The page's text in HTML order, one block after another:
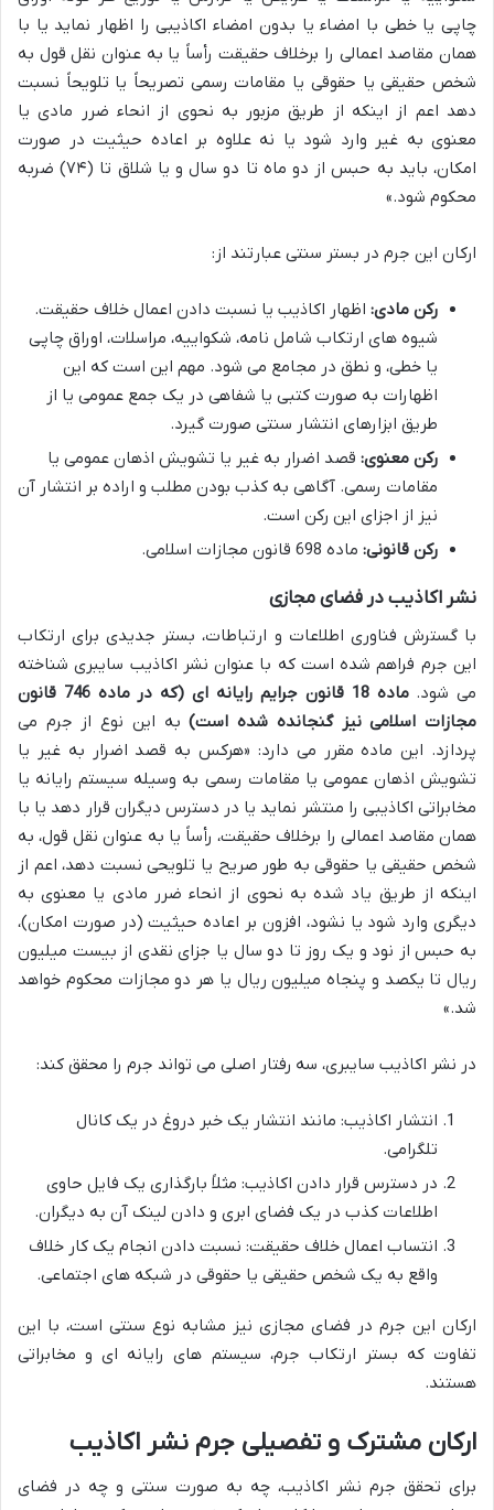
چاپی یا خطی با امضاء یا بدون امضاء اکاذیبی را اظهار نماید یا با
همان مقاصد اعمالی را برخلاف حقیقت رأساً یا به عنوان نقل قول به
شخص حقیقی یا حقوقی یا مقامات رسمی تصریحاً یا تلویحاً نسبت
دهد اعم از اینکه از طریق مزبور به نحوی از انحاء ضرر مادی یا
معنوی به غیر وارد شود یا نه علاوه بر اعاده حیثیت در صورت
امکان، باید به حبس از دو ماه تا دو سال و یا شلاق تا (۷۴) ضربه
محکوم شود.»
ارکان این جرم در بستر سنتی عبارتند از:
رکن مادی: اظهار اکاذیب یا نسبت دادن اعمال خلاف حقیقت.
شیوه های ارتکاب شامل نامه، شکواییه، مراسلات، اوراق چاپی
یا خطی، و نطق در مجامع می شود. مهم این است که این
اظهارات به صورت کتبی یا شفاهی در یک جمع عمومی یا از
طریق ابزارهای انتشار سنتی صورت گیرد.
رکن معنوی: قصد اضرار به غیر یا تشویش اذهان عمومی یا
مقامات رسمی. آگاهی به کذب بودن مطلب و اراده بر انتشار آن
نیز از اجزای این رکن است.
رکن قانونی: ماده 698 قانون مجازات اسلامی.
نشر اکاذیب در فضای مجازی
با گسترش فناوری اطلاعات و ارتباطات، بستر جدیدی برای ارتکاب
این جرم فراهم شده است که با عنوان نشر اکاذیب سایبری شناخته
می شود.
ماده 18 قانون جرایم رایانه ای (که در ماده 746 قانون
مجازات اسلامی نیز گنجانده شده است)به این نوع از جرم می
پردازد. این ماده مقرر می دارد: «هرکس به قصد اضرار به غیر یا
تشویش اذهان عمومی یا مقامات رسمی به وسیله سیستم رایانه یا
مخابراتی اکاذیبی را منتشر نماید یا در دسترس دیگران قرار دهد یا با
همان مقاصد اعمالی را برخلاف حقیقت، رأساً یا به عنوان نقل قول، به
شخص حقیقی یا حقوقی به طور صریح یا تلویحی نسبت دهد، اعم از
اینکه از طریق یاد شده به نحوی از انحاء ضرر مادی یا معنوی به
دیگری وارد شود یا نشود، افزون بر اعاده حیثیت (در صورت امکان)،
به حبس از نود و یک روز تا دو سال یا جزای نقدی از بیست میلیون
ریال تا یکصد و پنجاه میلیون ریال یا هر دو مجازات محکوم خواهد
شد.»
در نشر اکاذیب سایبری، سه رفتار اصلی می تواند جرم را محقق کند:
انتشار اکاذیب: مانند انتشار یک خبر دروغ در یک کانال
تلگرامی.
در دسترس قرار دادن اکاذیب: مثلاً بارگذاری یک فایل حاوی
اطلاعات کذب در یک فضای ابری و دادن لینک آن به دیگران.
انتساب اعمال خلاف حقیقت: نسبت دادن انجام یک کار خلاف
واقع به یک شخص حقیقی یا حقوقی در شبکه های اجتماعی.
ارکان این جرم در فضای مجازی نیز مشابه نوع سنتی است، با این
تفاوت که بستر ارتکاب جرم، سیستم های رایانه ای و مخابراتی
هستند.
ارکان مشترک و تفصیلی جرم نشر اکاذیب
برای تحقق جرم نشر اکاذیب، چه به صورت سنتی و چه در فضای